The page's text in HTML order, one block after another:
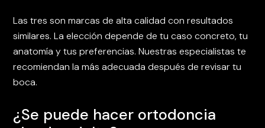
Las tres son marcas de alta calidad con resultados
similares. La elección depende de tu caso concreto, tu
anatomía y tus preferencias. Nuestras especialistas te
recomiendan la más adecuada después de revisar tu
boca.
¿Se puede hacer ortodoncia